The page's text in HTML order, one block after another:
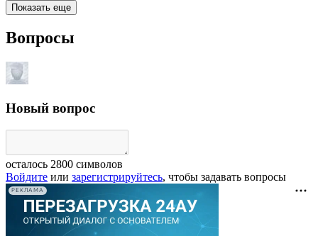
Показать еще
Вопросы
Новый вопрос
осталось 2800 символов
Войдите или зарегистрируйтесь, чтобы задавать вопросы
РЕКЛАМА